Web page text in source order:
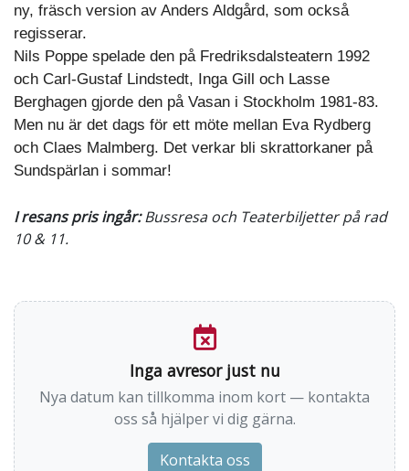
ny, fräsch version av Anders Aldgård, som också
regisserar.
Nils Poppe spelade den på Fredriksdalsteatern 1992
och Carl-Gustaf Lindstedt, Inga Gill och Lasse
Berghagen gjorde den på Vasan i Stockholm 1981-83.
Men nu är det dags för ett möte mellan Eva Rydberg
och Claes Malmberg. Det verkar bli skrattorkaner på
Sundspärlan i sommar!
I resans pris ingår:Bussresa och Teaterbiljetter på rad
10 & 11.
Inga avresor just nu
Nya datum kan tillkomma inom kort — kontakta
oss så hjälper vi dig gärna.
Kontakta oss